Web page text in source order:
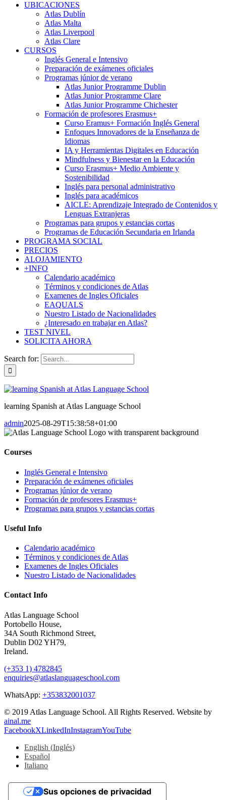
UBICACIONES
Atlas Dublín
Atlas Malta
Atlas Liverpool
Atlas Clare
CURSOS
Inglés General e Intensivo
Preparación de exámenes oficiales
Programas júnior de verano
Atlas Junior Programme Dublin
Atlas Junior Programme Clare
Atlas Junior Programme Chichester
Formación de profesores Erasmus+
Curso Eramus+ Formación Inglés General
Enfoques Innovadores de la Enseñanza de
Idiomas
IA y Herramientas Digitales en Educación
Mindfulness y Bienestar en la Educación
Curso Erasmus+ Medio Ambiente y
Sostenibilidad
Inglés para personal administrativo
Inglés para académicos
AICLE: Aprendizaje Integrado de Contenidos y
Lenguas Extranjeras
Programas para grupos y estancias cortas
Programas de Educación Secundaria en Irlanda
PROGRAMA SOCIAL
PRECIOS
ALOJAMIENTO
+INFO
Calendario académico
Términos y condiciones de Atlas
Examenes de Ingles Oficiales
EAQUALS
Nuestro Listado de Nacionalidades
¿Interesado en trabajar en Atlas?
TEST NIVEL
SOLICITA AHORA
Search for:
learning Spanish at Atlas Language School
admin2025-08-29T15:38:58+01:00
Courses
Inglés General e Intensivo
Preparación de exámenes oficiales
Programas júnior de verano
Formación de profesores Erasmus+
Programas para grupos y estancias cortas
Useful Info
Calendario académico
Términos y condiciones de Atlas
Examenes de Ingles Oficiales
Nuestro Listado de Nacionalidades
Contact Info
Atlas Language School
Portobello House,
34A South Richmond Street,
Dublin D02 YH79,
Ireland.
(+353 1) 4782845
enquiries@atlaslanguageschool.com
WhatsApp: +353832001037
© 2019 Atlas Language School. All Rights Reserved. Website by
ainal.me
FacebookXLinkedInInstagramYouTube
English (Inglés)
Español
Italiano
Sus opciones de privacidad